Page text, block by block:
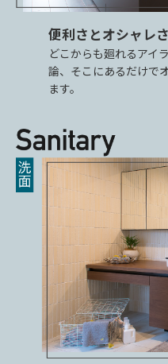
便利さとオシャレ
どこからも廻れるアイ
論、そこにあるだけで
ます。